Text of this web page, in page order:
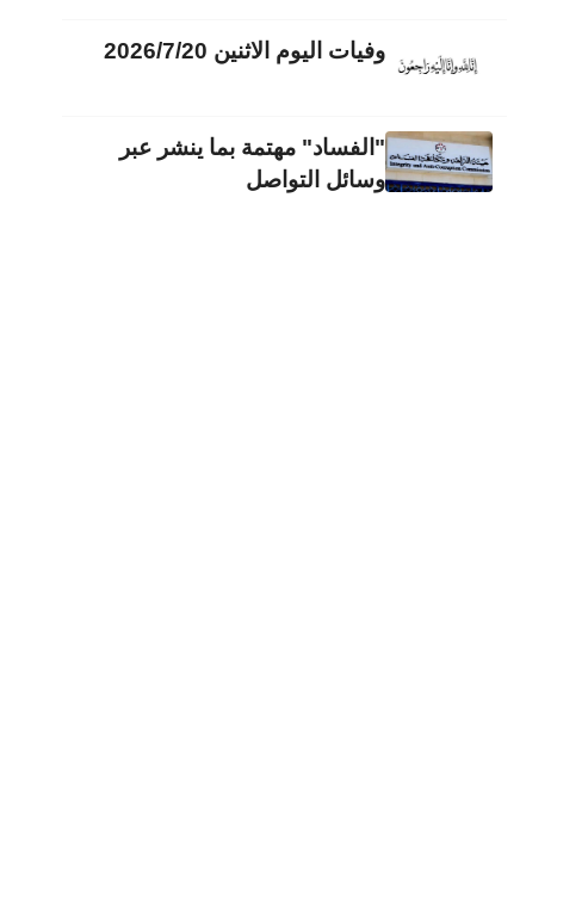
وفيات اليوم الاثنين 2026/7/20
"الفساد" مهتمة بما ينشر عبر
وسائل التواصل